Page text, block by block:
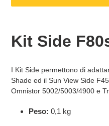
prodotto
Kit Side
I Kit Side permettono di
Shade ed il Sun View Side
Omnistor 5002/5003/4900 e
Peso: 0,1 kg